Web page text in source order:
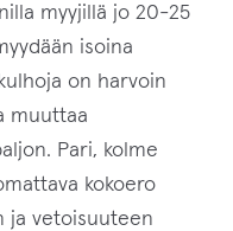
myyjillä jo 20-25
isoina
on harvoin
muuttaa
Pari, kolme
kokoero
ja vetoisuuteen